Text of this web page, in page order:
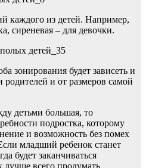
каждого из детей. Например,
сиреневая – для девочки.
зонирования будет зависеть и
и от размеров самой
детьми большая, то
подростка, которому
и возможность без помех
младший ребенок станет
будет заканчиваться